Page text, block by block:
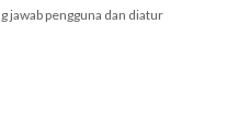
jawab pengguna dan diatur